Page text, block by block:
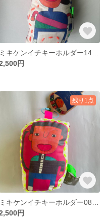
円
残り1点
円